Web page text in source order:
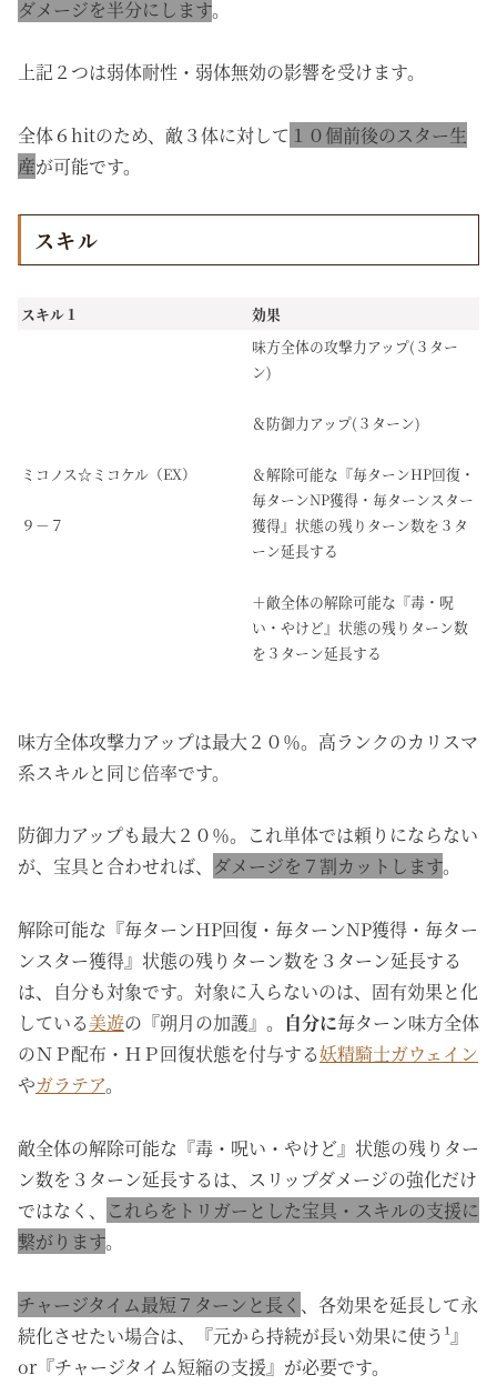
ダメージを半分にします。
上記２つは弱体耐性・弱体無効の影響を受けます。
全体６hitのため、敵３体に対して １０個前後のスター生
産が可能です。
スキル
スキル１ 効果
ミコノス☆ミコケル（EX）
９－７
味方全体の攻撃力アップ(３ター
ン)
＆防御力アップ(３ターン)
＆解除可能な『毎ターンHP回復・
毎ターンNP獲得・毎ターンスター
獲得』状態の残りターン数を３タ
ーン延長する
＋敵全体の解除可能な『毒・呪
い・やけど』状態の残りターン数
を３ターン延長する
味方全体攻撃力アップは最大２０％。高ランクのカリスマ
系スキルと同じ倍率です。
防御力アップも最大２０％。これ単体では頼りにならない
が、宝具と合わせれば、 ダメージを７割カットします。
解除可能な『毎ターンHP回復・毎ターンNP獲得・毎ター
ンスター獲得』状態の残りターン数を３ターン延長する
は、自分も対象です。対象に入らないのは、固有効果と化
している美遊の『朔月の加護』。 自分に毎ターン味方全体
のＮＰ配布・ＨＰ回復状態を付与する妖精騎士ガウェイン
やガラテア。
敵全体の解除可能な『毒・呪い・やけど』状態の残りター
ン数を３ターン延長するは、スリップダメージの強化だけ
ではなく、
これらをトリガーとした宝具・スキルの支援に
繋がります。
チャージタイム最短７ターンと長く 、各効果を延長して永
続化させたい場合は、『元から持続が長い効果に使う¹』
or『チャージタイム短縮の支援』が必要です。